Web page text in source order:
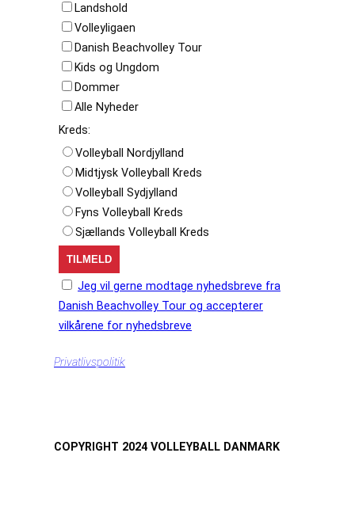
Landshold
Volleyligaen
Danish Beachvolley Tour
Kids og Ungdom
Dommer
Alle Nyheder
Kreds:
Volleyball Nordjylland
Midtjysk Volleyball Kreds
Volleyball Sydjylland
Fyns Volleyball Kreds
Sjællands Volleyball Kreds
Jeg vil gerne modtage nyhedsbreve fra
Danish Beachvolley Tour og accepterer
vilkårene for nyhedsbreve
Privatlivspolitik
COPYRIGHT 2024 VOLLEYBALL DANMARK